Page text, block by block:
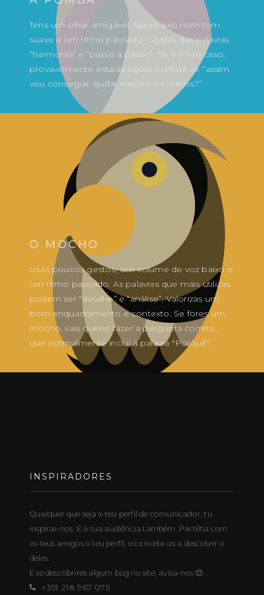
Tens um olhar amigável, falas baixo num tom
suave e um ritmo pausado. Gostas das palavras
“harmonia” e “passo a passo”. Se é o teu caso,
provavelmente estarás agora a refletir se “assim
vou conseguir ajudar melhor os outros?”
O MOCHO
Usas poucos gestos, um volume de voz baixo e
um ritmo pausado. As palavras que mais utilizas
podem ser “detalhe” e “análise”. Valorizas um
bom enquadramento e contexto. Se fores um
mocho, vais querer fazer a pergunta correta,
que normalmente inclui a palavra "Porquê".
INSPIRADORES
Qualquer que seja o teu perfil de comunicador, tu
inspiras-nos. E à tua audiência também. Partilha com
os teus amigos o teu perfil, e convida-os a descobrir o
deles.
E se descobrires algum bug no site, avisa-nos 😊.
+351 218 967 075